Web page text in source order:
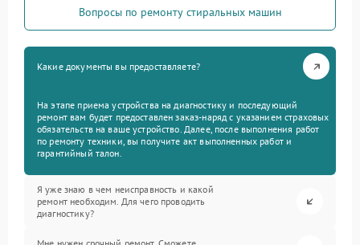
Вопросы по ремонту стиральных машин
Какие документы вы предоставляете?
На этапе приема устройства на диагностику и последующий
ремонт вам будет предоставлен заказ-наряд с указанием страховых
обязательств на ваше устройство. Далее, после выполнения работ
по ремонту техники, вы получите акт выполненных работ и
гарантийный талон.
Я уже знаю в чем неисправность и какой
ремонт необходим. Для чего проводить
диагностику?